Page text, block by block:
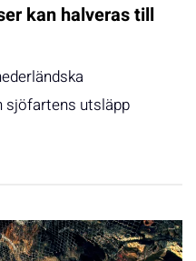
kan halveras till
sjöfartens utsläpp